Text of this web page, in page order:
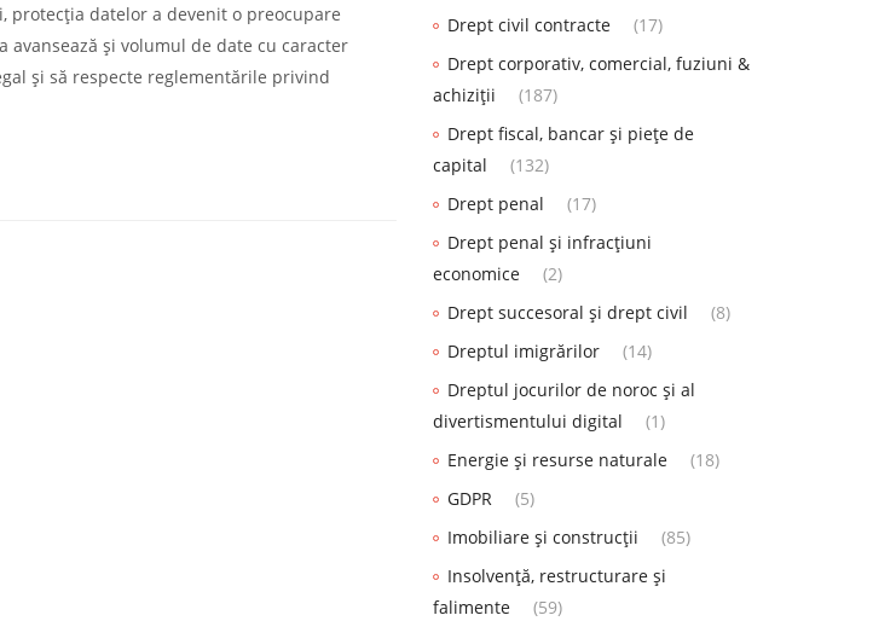
datelor a devenit o preocupare
și volumul de date cu caracter
și să respecte reglementările privind
Drept civil contracte
(17)
Drept corporativ, comercial, fuziuni &
achiziții
(187)
Drept fiscal, bancar și piețe de
capital
(132)
Drept penal
(17)
Drept penal și infracțiuni
economice
(2)
Drept succesoral și drept civil
(8)
Dreptul imigrărilor
(14)
Dreptul jocurilor de noroc și al
divertismentului digital
(1)
Energie și resurse naturale
(18)
GDPR
(5)
Imobiliare și construcții
(85)
Insolvență, restructurare și
falimente
(59)